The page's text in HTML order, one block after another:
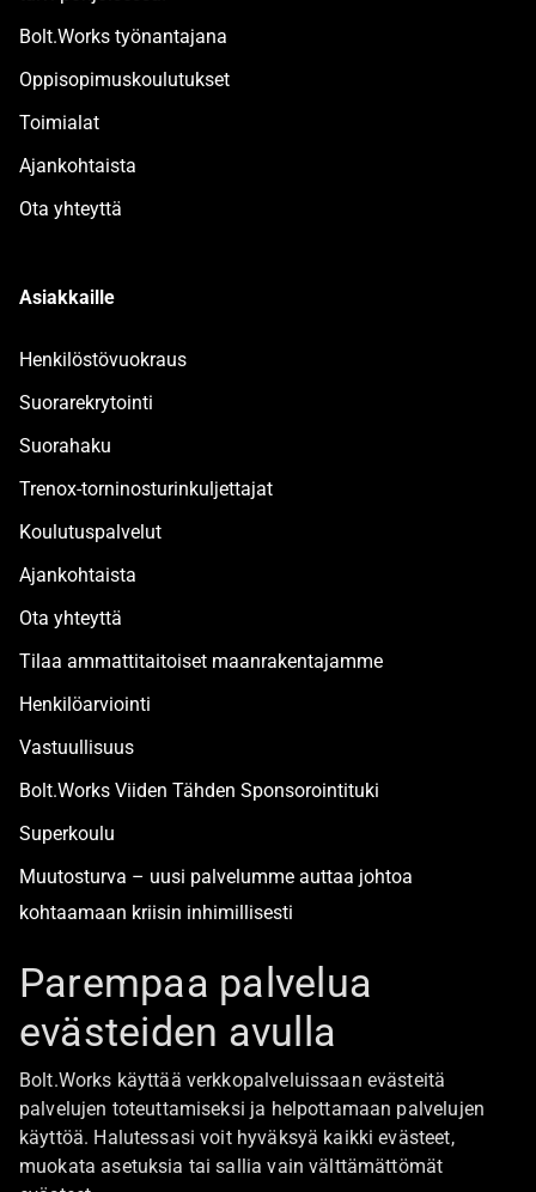
Bolt.Works työnantajana
Oppisopimuskoulutukset
Toimialat
Ajankohtaista
Ota yhteyttä
Asiakkaille
Henkilöstövuokraus
Suorarekrytointi
Suorahaku
Trenox-torninosturinkuljettajat
Koulutuspalvelut
Ajankohtaista
Ota yhteyttä
Tilaa ammattitaitoiset maanrakentajamme
Henkilöarviointi
Vastuullisuus
Bolt.Works Viiden Tähden Sponsorointituki
Superkoulu
Muutosturva – uusi palvelumme auttaa johtoa
kohtaamaan kriisin inhimillisesti
Boltista
Töihin Bolt.Worksin toimistolle
Ajankohtaista
Parempaa palvelua
evästeiden avulla
Bolt.Works käyttää verkkopalveluissaan evästeitä
palvelujen toteuttamiseksi ja helpottamaan palvelujen
käyttöä. Halutessasi voit hyväksyä kaikki evästeet,
muokata asetuksia tai sallia vain välttämättömät